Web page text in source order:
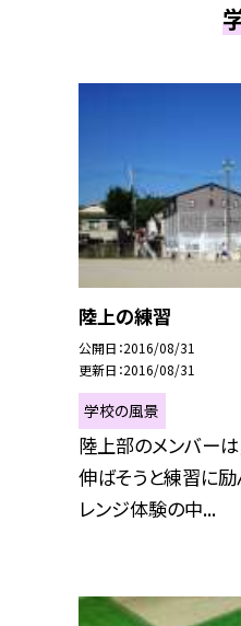
陸上の練習
公開日 2016/08/31
更新日 2016/08/31
学校の風景
陸上部のメンバー
伸ばそうと練習に励
レンジ体験の中...